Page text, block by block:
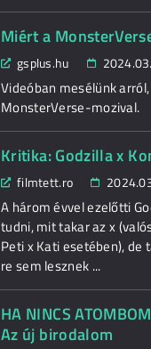
Miért a
gsplus.hu
Videóban mesélünk
MonsterVerse-mozival.
Kritika: Godzilla x
filmtett.ro
A három évvel ezelőtti
tudni, mit takar az x
Peti x Kati esetében), de
re sem lesznek ...
HA NINCS
Az új birodalom